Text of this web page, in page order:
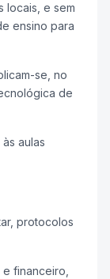
locais, e sem
ensino para
se, no
de
aulas
protocolos
financeiro,